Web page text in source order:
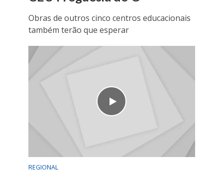
Obras de outros cinco centros educacionais
também terão que esperar
REGIONAL